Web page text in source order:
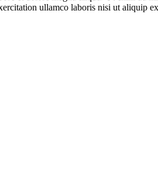
ullamco laboris nisi ut aliquip